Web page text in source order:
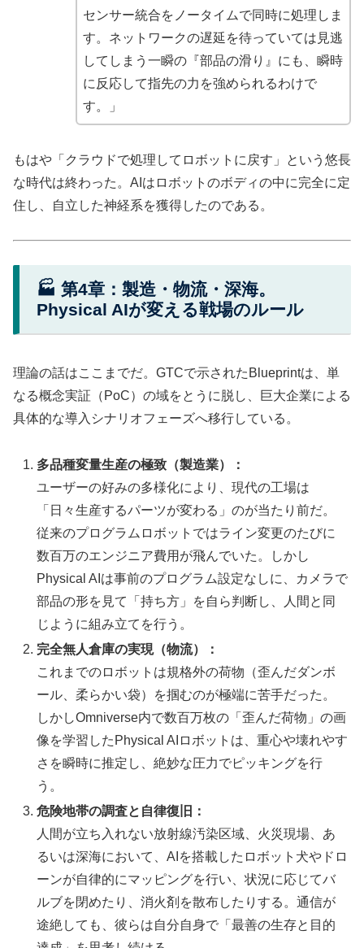
センサー統合をノータイムで同時に処理しま
す。ネットワークの遅延を待っていては見逃
してしまう一瞬の『部品の滑り』にも、瞬時
に反応して指先の力を強められるわけで
す。」
もはや「クラウドで処理してロボットに戻す」という悠長
な時代は終わった。AIはロボットのボディの中に完全に定
住し、自立した神経系を獲得したのである。
🏭 第4章：製造・物流・深海。
Physical AIが変える戦場のルール
理論の話はここまでだ。GTCで示されたBlueprintは、単
なる概念実証（PoC）の域をとうに脱し、巨大企業による
具体的な導入シナリオフェーズへ移行している。
多品種変量生産の極致（製造業）：
ユーザーの好みの多様化により、現代の工場は
「日々生産するパーツが変わる」のが当たり前だ。
従来のプログラムロボットではライン変更のたびに
数百万のエンジニア費用が飛んでいた。しかし
Physical AIは事前のプログラム設定なしに、カメラで
部品の形を見て「持ち方」を自ら判断し、人間と同
じように組み立てを行う。
完全無人倉庫の実現（物流）：
これまでのロボットは規格外の荷物（歪んだダンボ
ール、柔らかい袋）を掴むのが極端に苦手だった。
しかしOmniverse内で数百万枚の「歪んだ荷物」の画
像を学習したPhysical AIロボットは、重心や壊れやす
さを瞬時に推定し、絶妙な圧力でピッキングを行
う。
危険地帯の調査と自律復旧：
人間が立ち入れない放射線汚染区域、火災現場、あ
るいは深海において、AIを搭載したロボット犬やドロ
ーンが自律的にマッピングを行い、状況に応じてバ
ルブを閉めたり、消火剤を散布したりする。通信が
途絶しても、彼らは自分自身で「最善の生存と目的